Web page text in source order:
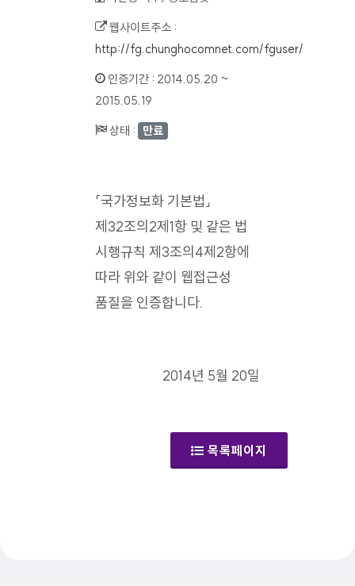
웹사이트주소 :
http://fg.chunghocomnet.com/fguser/
인증기간 : 2014.05.20 ~
2015.05.19
상태 : 만료
「국가정보화 기본법」
제32조의2제1항 및 같은 법
시행규칙 제3조의4제2항에
따라 위와 같이 웹접근성
품질을 인증합니다.
2014년 5월 20일
목록페이지